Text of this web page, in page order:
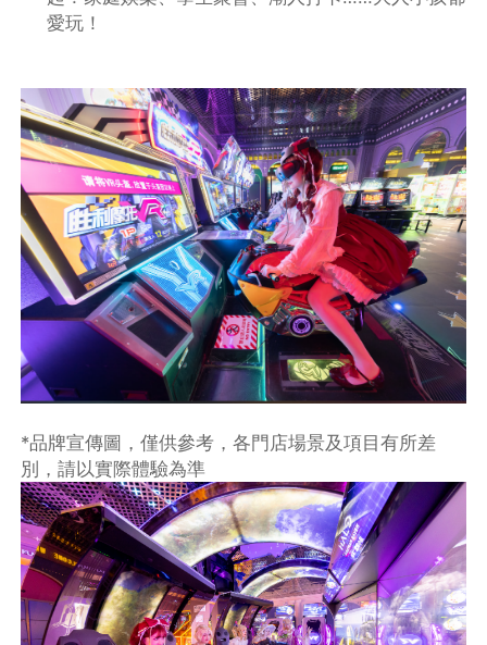
愛玩！
*品牌宣傳圖，僅供參考，各門店場景及項目有所差
別，請以實際體驗為準